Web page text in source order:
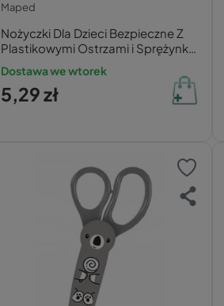
Maped
Nożyczki Dla Dzieci Bezpieczne Z
Plastikowymi Ostrzami i Sprężynką
3+ Maped
Dostawa we wtorek
5,29 zł